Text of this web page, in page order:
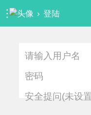
› 登陆
安全提问(未设